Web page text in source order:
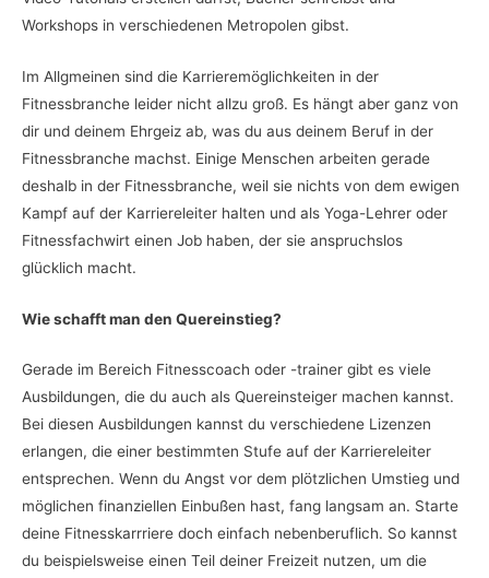
Workshops in verschiedenen Metropolen gibst.
Im Allgmeinen sind die Karrieremöglichkeiten in der
Fitnessbranche leider nicht allzu groß. Es hängt aber ganz von
dir und deinem Ehrgeiz ab, was du aus deinem Beruf in der
Fitnessbranche machst. Einige Menschen arbeiten gerade
deshalb in der Fitnessbranche, weil sie nichts von dem ewigen
Kampf auf der Karriereleiter halten und als Yoga-Lehrer oder
Fitnessfachwirt einen Job haben, der sie anspruchslos
glücklich macht.
Wie schafft man den Quereinstieg?
Gerade im Bereich Fitnesscoach oder -trainer gibt es viele
Ausbildungen, die du auch als Quereinsteiger machen kannst.
Bei diesen Ausbildungen kannst du verschiedene Lizenzen
erlangen, die einer bestimmten Stufe auf der Karriereleiter
entsprechen. Wenn du Angst vor dem plötzlichen Umstieg und
möglichen finanziellen Einbußen hast, fang langsam an. Starte
deine Fitnesskarrriere doch einfach nebenberuflich. So kannst
du beispielsweise einen Teil deiner Freizeit nutzen, um die